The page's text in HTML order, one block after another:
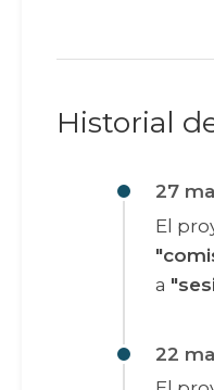
Historial
27
El
a
22